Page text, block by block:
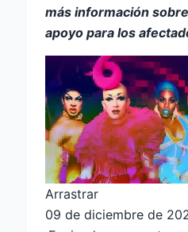
más información
apoyo para los
Arrastrar
09 de diciembre de